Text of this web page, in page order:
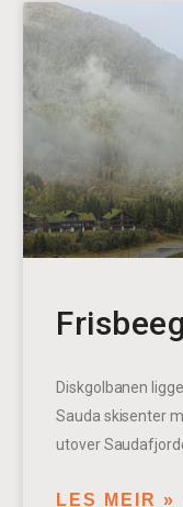
Diskgolbanen
Sauda skisenter
utover
LES MEIR »